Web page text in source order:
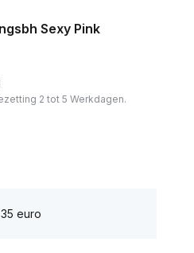
Sexy Pink
2 tot 5 Werkdagen.
euro